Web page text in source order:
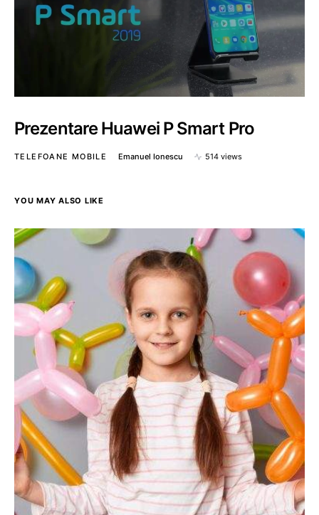
Prezentare Huawei P Smart Pro
TELEFOANE MOBILE Emanuel Ionescu 514 views
YOU MAY ALSO LIKE